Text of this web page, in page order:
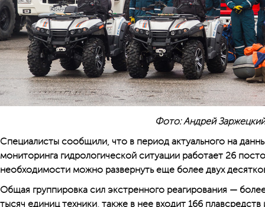
Фото: Андрей Заржецкий
Специалисты сообщили, что в период актуального на
мониторинга гидрологической ситуации работает 26
необходимости можно развернуть еще более двух
Общая группировка сил экстренного реагирования —
тысяч единиц техники, также в нее входит 166